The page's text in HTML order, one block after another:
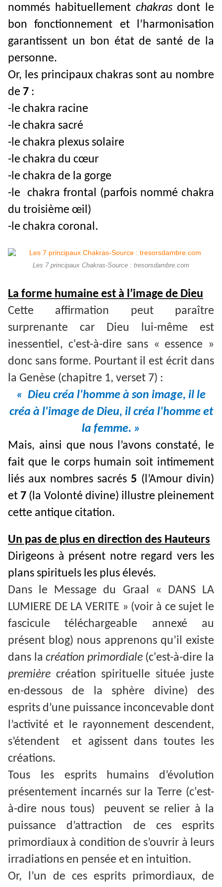
nommés habituellement chakrasdont le
bon fonctionnement et l’harmonisation
garantissent un bon état de santé de la
personne.
Or, les principaux chakras sont au nombre
de 7 :
-le chakra racine
-le chakra sacré
-le chakra plexus solaire
-le chakra du cœur
-le chakra de la gorge
-le chakra frontal (parfois nommé chakra
du troisième œil)
-le chakra coronal.
Les 7 principaux Chakras-Source : tresorsdambre.com
La forme humaine est à l’image de Dieu
Cette affirmation peut paraître
surprenante car Dieu lui-même est
inessentiel, c'est-à-dire sans « essence »
donc sans forme. Pourtant il est écrit dans
la Genèse (chapitre 1, verset 7) :
« Dieu créa l'homme à son image, il le
créa à l'image de Dieu, il créa l'homme et
la femme. »
Mais, ainsi que nous l’avons constaté, le
fait que le corps humain soit intimement
liés aux nombres sacrés 5 (l’Amour divin)
et 7 (la Volonté divine) illustre pleinement
cette antique citation.
Un pas de plus en direction des Hauteurs
Dirigeons à présent notre regard vers les
plans spirituels les plus élevés.
Dans le Message du Graal « DANS LA
LUMIERE DE LA VERITE » (voir à ce sujet le
fascicule téléchargeable annexé au
présent blog) nous apprenons qu’il existe
dans lacréation primordiale(c'est-à-dire la
première création spirituelle située juste
en-dessous de la sphère divine) des
esprits d’une puissance inconcevable dont
l’activité et le rayonnement descendent,
s’étendent et agissent dans toutes les
créations.
Tous les esprits humains d’évolution
présentement incarnés sur la Terre (c'est-
à-dire nous tous) peuvent se relier à la
puissance d’attraction de ces esprits
primordiaux à condition de s’ouvrir à leurs
irradiations en pensée et en intuition.
Or, l’un de ces esprits primordiaux, de